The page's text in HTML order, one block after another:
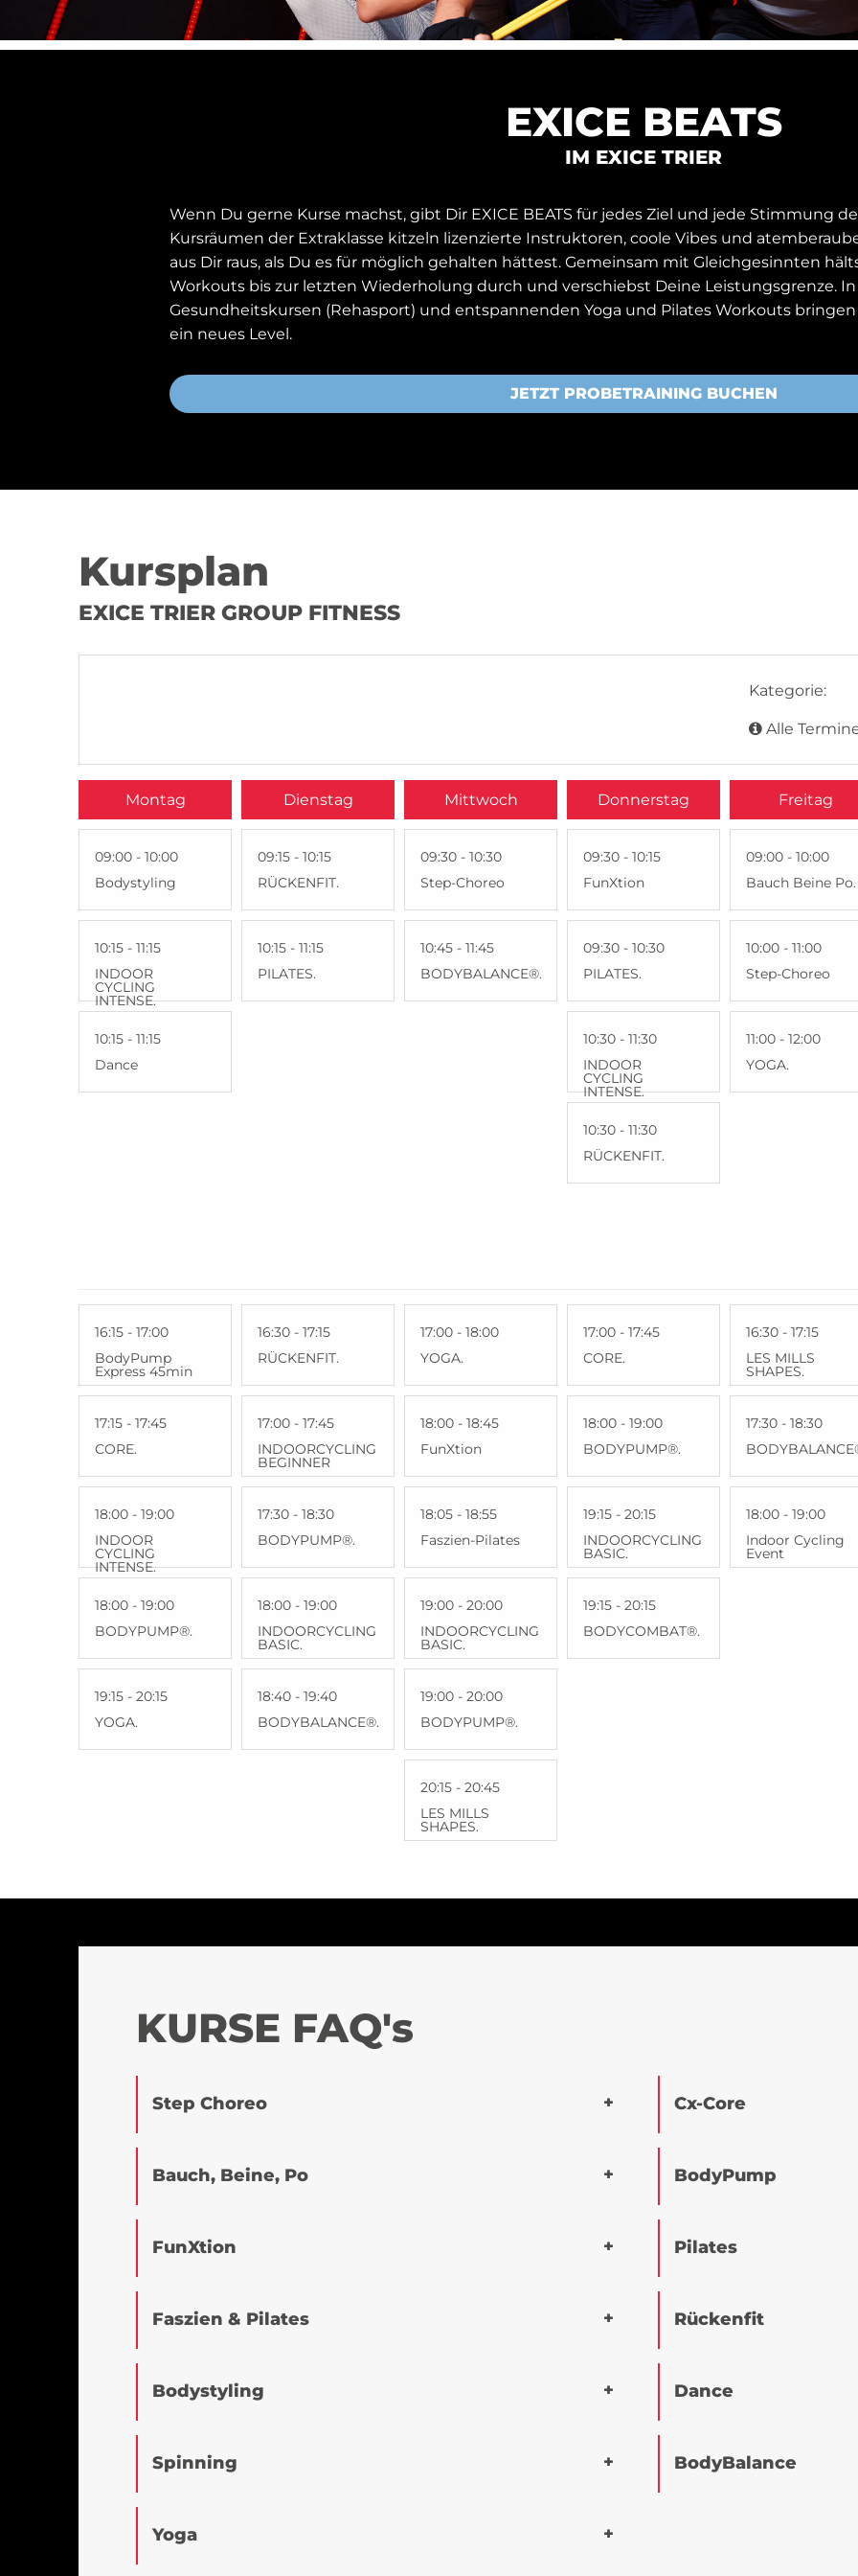
EXICE BEATS
IM EXICE TRIER
Wenn Du gerne Kurse machst, gibt Dir EXICE BEATS für jedes Ziel und jede Stimmung
Kursräumen der Extraklasse kitzeln lizenzierte Instruktoren, coole Vibes und
aus Dir raus, als Du es für möglich gehalten hättest. Gemeinsam mit Gleichgesinnten
Workouts bis zur letzten Wiederholung durch und verschiebst Deine Leistungsgrenze.
Gesundheitskursen (Rehasport) und entspannenden Yoga und Pilates Workouts
ein neues Level.
JETZT PROBETRAINING BUCHEN
Kursplan
EXICE TRIER GROUP FITNESS
Kategorie:
Alle
Montag
09:00 - 10:00
Bodystyling
10:15 - 11:15
INDOOR
CYCLING
INTENSE.
10:15 - 11:15
Dance
Dienstag
09:15 - 10:15
RÜCKENFIT.
10:15 - 11:15
PILATES.
Mittwoch
09:30 - 10:30
Step-Choreo
10:45 - 11:45
BODYBALANCE®.
Donnerstag
09:30 - 10:15
FunXtion
09:30 - 10:30
PILATES.
10:30 - 11:30
INDOOR
CYCLING
INTENSE.
10:30 - 11:30
RÜCKENFIT.
Freitag
09:00 - 10:00
Bauch Beine Po.
10:00 - 11:00
Step-Choreo
11:00 - 12:00
YOGA.
16:15 - 17:00
BodyPump
Express 45min
17:15 - 17:45
CORE.
18:00 - 19:00
INDOOR
CYCLING
INTENSE.
18:00 - 19:00
BODYPUMP®.
19:15 - 20:15
YOGA.
16:30 - 17:15
RÜCKENFIT.
17:00 - 17:45
INDOORCYCLING
BEGINNER
17:30 - 18:30
BODYPUMP®.
18:00 - 19:00
INDOORCYCLING
BASIC.
18:40 - 19:40
BODYBALANCE®.
17:00 - 18:00
YOGA.
18:00 - 18:45
FunXtion
18:05 - 18:55
Faszien-Pilates
19:00 - 20:00
INDOORCYCLING
BASIC.
19:00 - 20:00
BODYPUMP®.
20:15 - 20:45
LES MILLS
SHAPES.
17:00 - 17:45
CORE.
18:00 - 19:00
BODYPUMP®.
19:15 - 20:15
INDOORCYCLING
BASIC.
19:15 - 20:15
BODYCOMBAT®.
16:30 - 17:15
LES MILLS
SHAPES.
17:30 - 18:30
18:00 - 19:00
Indoor Cycling
Event
KURSE FAQ's
Step Choreo
Bauch, Beine, Po
FunXtion
Faszien & Pilates
Bodystyling
Spinning
Yoga
Cx-Core
BodyPump
Pilates
Rückenfit
Dance
BodyBalance